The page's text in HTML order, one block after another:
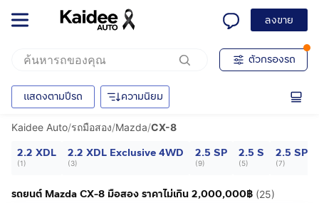
ลงขาย
ตัวกรองรถ
แสดงตามปีรถ ความนิยม
Kaidee Auto/รถมือสอง/Mazda/CX-8
2.2 XDL
(1)
2.2 XDL Exclusive 4WD
(3)
2.5 SP
(9)
2.5 S
(5)
2.5 SP
(7)
รถยนต์ Mazda CX-8 มือสอง ราคาไม่เกิน 2,000,000฿ (25)